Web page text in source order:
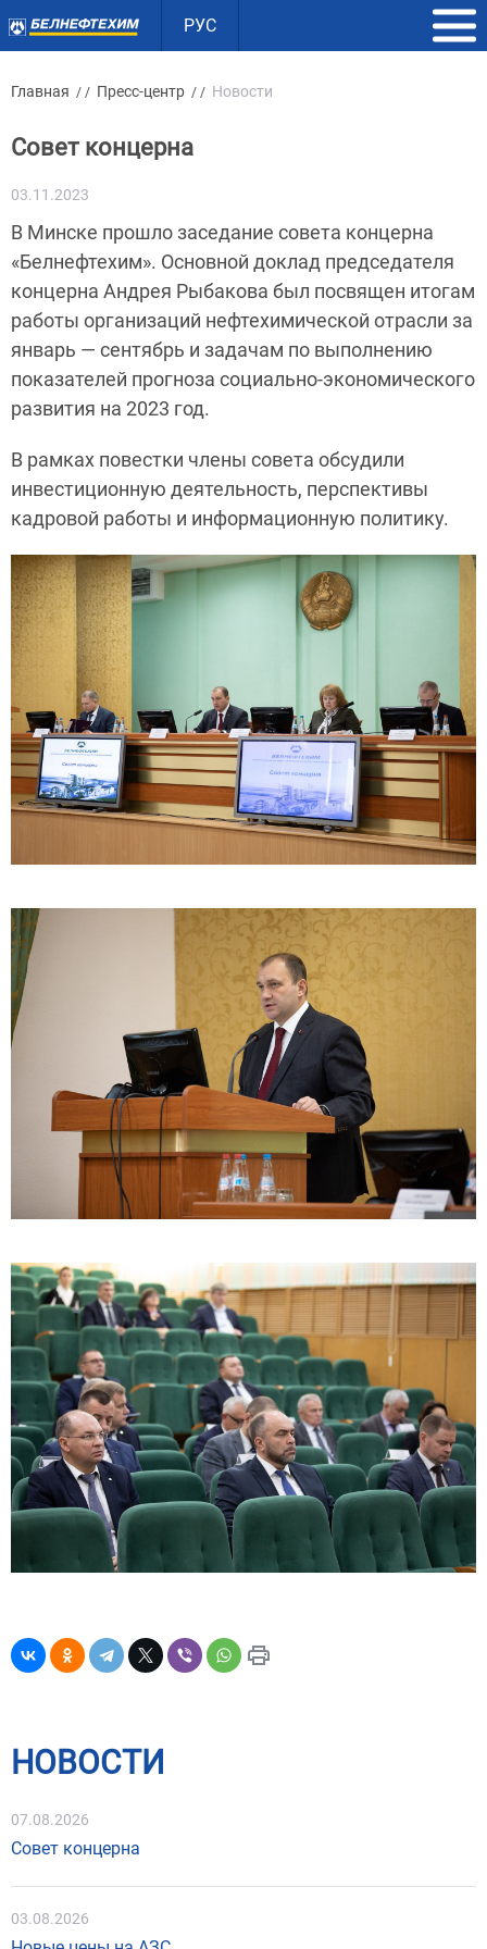
РУС
Главная / / Пресс-центр / / Новости
Совет концерна
03.11.2023
В Минске прошло заседание совета концерна
«Белнефтехим». Основной доклад председателя
концерна Андрея Рыбакова был посвящен итогам
работы организаций нефтехимической отрасли за
январь — сентябрь и задачам по выполнению
показателей прогноза социально-экономического
развития на 2023 год.
В рамках повестки члены совета обсудили
инвестиционную деятельность, перспективы
кадровой работы и информационную политику.
НОВОСТИ
07.08.2026
Совет концерна
03.08.2026